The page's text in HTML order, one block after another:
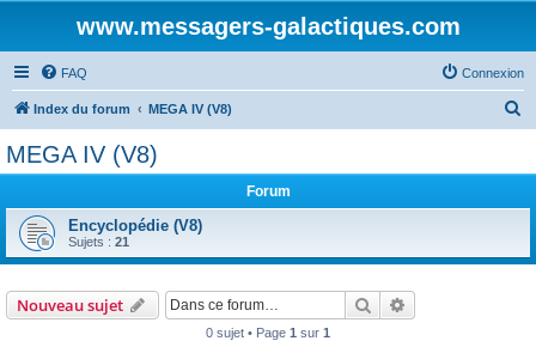
www.messagers-galactiques.com
FAQ Connexion
Index du forum MEGA IV (V8)
MEGA IV (V8)
Forum
Encyclopédie (V8)
Sujets : 21
Nouveau sujet Rechercher
0 sujet • Page 1 sur 1